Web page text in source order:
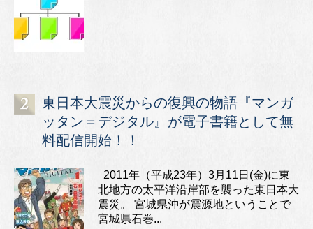
東日本大震災からの復興の物語『マンガ
ッタン＝デジタル』が電子書籍として無
料配信開始！！
2011年（平成23年）3月11日(金)に東
北地方の太平洋沿岸部を襲った東日本大
震災。 宮城県沖が震源地ということで
宮城県石巻...